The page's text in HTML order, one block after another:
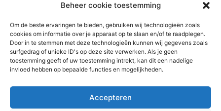
Beheer cookie toestemming
Om de beste ervaringen te bieden, gebruiken wij technologieën zoals
cookies om informatie over je apparaat op te slaan en/of te raadplegen.
Door in te stemmen met deze technologieën kunnen wij gegevens zoals
surfgedrag of unieke ID's op deze site verwerken. Als je geen
toestemming geeft of uw toestemming intrekt, kan dit een nadelige
invloed hebben op bepaalde functies en mogelijkheden.
Accepteren